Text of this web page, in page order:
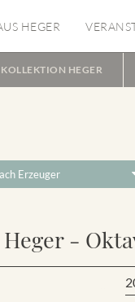
HEGER
KOLLEKTION HEGER
-